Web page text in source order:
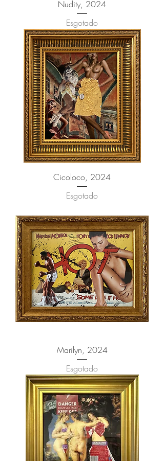
Nudity, 2024
Esgotado
Cicoloco, 2024
Esgotado
Marilyn, 2024
Esgotado